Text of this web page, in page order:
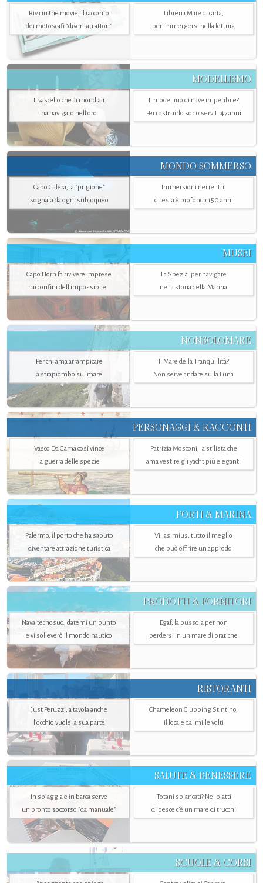
Riva in the movie, il racconto
dei motoscafi “diventati attori”
Libreria Mare di carta,
per immergersi nella lettura
MODELLISMO
Il vascello che ai mondiali
ha navigato nell’oro
Il modellino di nave irripetibile?
Per costruirlo sono serviti 47 anni
MONDO SOMMERSO
Capo Galera, la "prigione"
sognata da ogni subacqueo
Immersioni nei relitti:
questa è profonda 150 anni
MUSEI
Capo Horn fa rivivere imprese
ai confini dell’impossibile
La Spezia. per navigare
nella storia della Marina
NONSOLOMARE
Per chi ama arrampicare
a strapiombo sul mare
Il Mare della Tranquillità?
Non serve andare sulla Luna
PERSONAGGI & RACCONTI
Vasco Da Gama così vince
la guerra delle spezie
Patrizia Mosconi, la stilista che
ama vestire gli yacht più eleganti
PORTI & MARINA
Palermo, il porto che ha saputo
diventare attrazione turistica
Villasimius, tutto il meglio
che può offrire un approdo
PRODOTTI & FORNITORI
Navaltecnosud, datemi un punto
e vi solleverò il mondo nautico
Egaf, la bussola per non
perdersi in un mare di pratiche
RISTORANTI
Just Peruzzi, a tavola anche
l’occhio vuole la sua parte
Chameleon Clubbing Stintino,
il locale dai mille volti
SALUTE & BENESSERE
In spiaggia e in barca serve
un pronto soccorso "da manuale"
Totani sbiancati? Nei piatti
di pesce c'è un mare di trucchi
SCUOLE & CORSI